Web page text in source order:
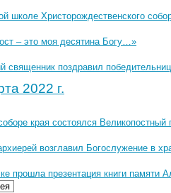
школе Христорождественского
– это моя десятина Богу…»
священник поздравил
2022 г.
края состоялся Великопостный
возглавил Богослужение в
прошла презентация книги памяти